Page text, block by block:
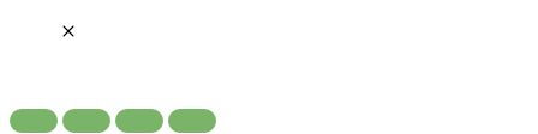
priprema
instalaciju